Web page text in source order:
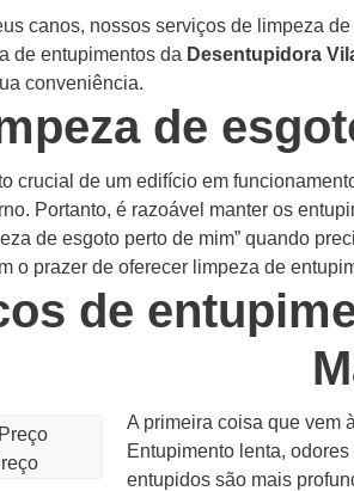
canos, nossos serviços de limpeza
de entupimentos da Desentupidora
conveniência.
de
crucial de um edifício em
Portanto, é razoável manter os
de esgoto perto de mim” quando
o prazer de oferecer limpeza de
de
A primeira coisa que vem
Entupimento lenta,
entupidos são mais